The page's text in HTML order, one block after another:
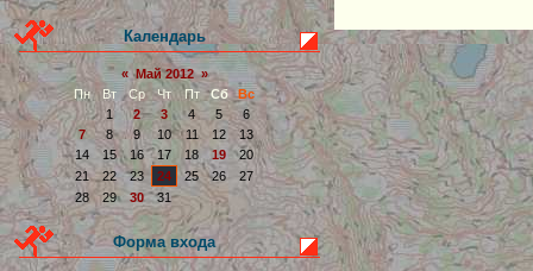
Календарь
« Май 2012 »
Пн
Вт Ср Чт Пт Сб
Вс
1
2 3 4 5
6
7
8 9 10 11 12
13
14
15 16 17 18 19
20
21
22 23 24 25 26
27
28
29 30 31
Форма входа